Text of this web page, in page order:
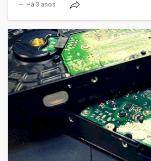
Há 3 anos